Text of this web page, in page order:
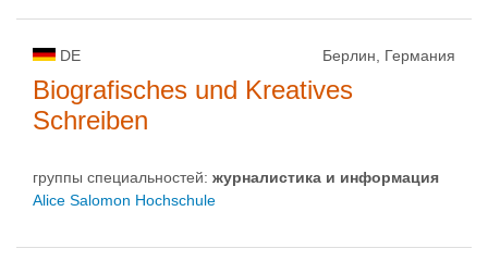
DE Берлин, Германия
Biografisches und Kreatives
Schreiben
группы специальностей: журналистика и информация
Alice Salomon Hochschule